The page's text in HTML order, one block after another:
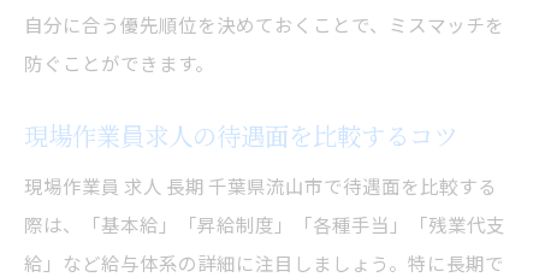
自分に合う優先順位を決めておくことで、ミスマッチを
防ぐことができます。
現場作業員求人の待遇面を比較するコツ
現場作業員 求人 長期 千葉県流山市で待遇面を比較する
際は、「基本給」「昇給制度」「各種手当」「残業代支
給」など給与体系の詳細に注目しましょう。特に長期で